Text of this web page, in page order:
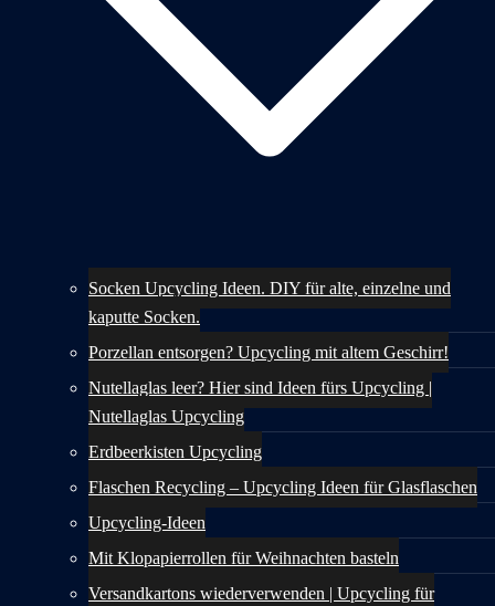
Socken Upcycling Ideen. DIY für alte, einzelne und
kaputte Socken.
Porzellan entsorgen? Upcycling mit altem Geschirr!
Nutellaglas leer? Hier sind Ideen fürs Upcycling |
Nutellaglas Upcycling
Erdbeerkisten Upcycling
Flaschen Recycling – Upcycling Ideen für Glasflaschen
Upcycling-Ideen
Mit Klopapierrollen für Weihnachten basteln
Versandkartons wiederverwenden | Upcycling für